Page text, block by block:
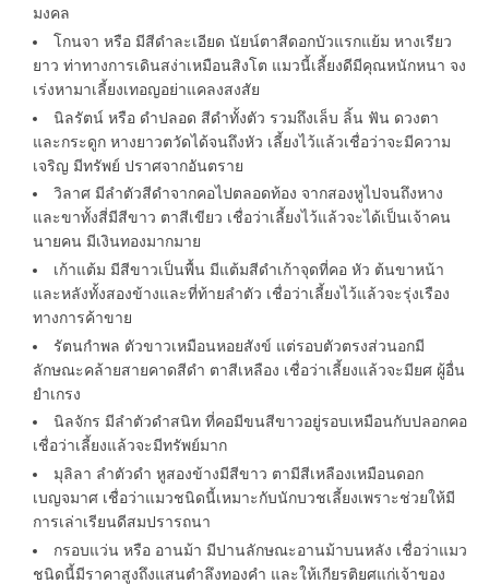
มงคล
โกนจา หรือ มีสีดำละเอียด นัยน์ตาสีดอกบัวแรกแย้ม หางเรียว
ยาว ท่าทางการเดินสง่าเหมือนสิงโต แมวนี้เลี้ยงดีมีคุณหนักหนา จง
เร่งหามาเลี้ยงเทอญอย่าแคลงสงสัย
นิลรัตน์ หรือ ดำปลอด สีดำทั้งตัว รวมถึงเล็บ ลิ้น ฟัน ดวงตา
และกระดูก หางยาวตวัดได้จนถึงหัว เลี้ยงไว้แล้วเชื่อว่าจะมีความ
เจริญ มีทรัพย์ ปราศจากอันตราย
วิลาศ มีลำตัวสีดำจากคอไปตลอดท้อง จากสองหูไปจนถึงหาง
และขาทั้งสี่มีสีขาว ตาสีเขียว เชื่อว่าเลี้ยงไว้แล้วจะได้เป็นเจ้าคน
นายคน มีเงินทองมากมาย
เก้าแต้ม มีสีขาวเป็นพื้น มีแต้มสีดำเก้าจุดที่คอ หัว ต้นขาหน้า
และหลังทั้งสองข้างและที่ท้ายลำตัว เชื่อว่าเลี้ยงไว้แล้วจะรุ่งเรือง
ทางการค้าขาย
รัตนกำพล ตัวขาวเหมือนหอยสังข์ แต่รอบตัวตรงส่วนอกมี
ลักษณะคล้ายสายคาดสีดำ ตาสีเหลือง เชื่อว่าเลี้ยงแล้วจะมียศ ผู้อื่น
ยำเกรง
นิลจักร มีลำตัวดำสนิท ที่คอมีขนสีขาวอยู่รอบเหมือนกับปลอกคอ
เชื่อว่าเลี้ยงแล้วจะมีทรัพย์มาก
มุลิลา ลำตัวดำ หูสองข้างมีสีขาว ตามีสีเหลืองเหมือนดอก
เบญจมาศ เชื่อว่าแมวชนิดนี้เหมาะกับนักบวชเลี้ยงเพราะช่วยให้มี
การเล่าเรียนดีสมปรารถนา
กรอบแว่น หรือ อานม้า มีปานลักษณะอานม้าบนหลัง เชื่อว่าแมว
ชนิดนี้มีราคาสูงถึงแสนตำลึงทองคำ และให้เกียรติยศแก่เจ้าของ